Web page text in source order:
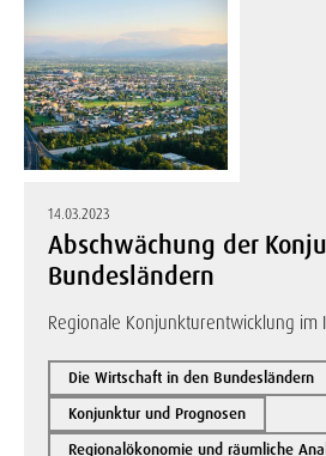
14.03.2023
Abschwächung der
Bundesländern
Regionale Konjunkturentwicklung im
Die Wirtschaft in den Bundesländern
Konjunktur und Prognosen
Regionalökonomie und räumliche